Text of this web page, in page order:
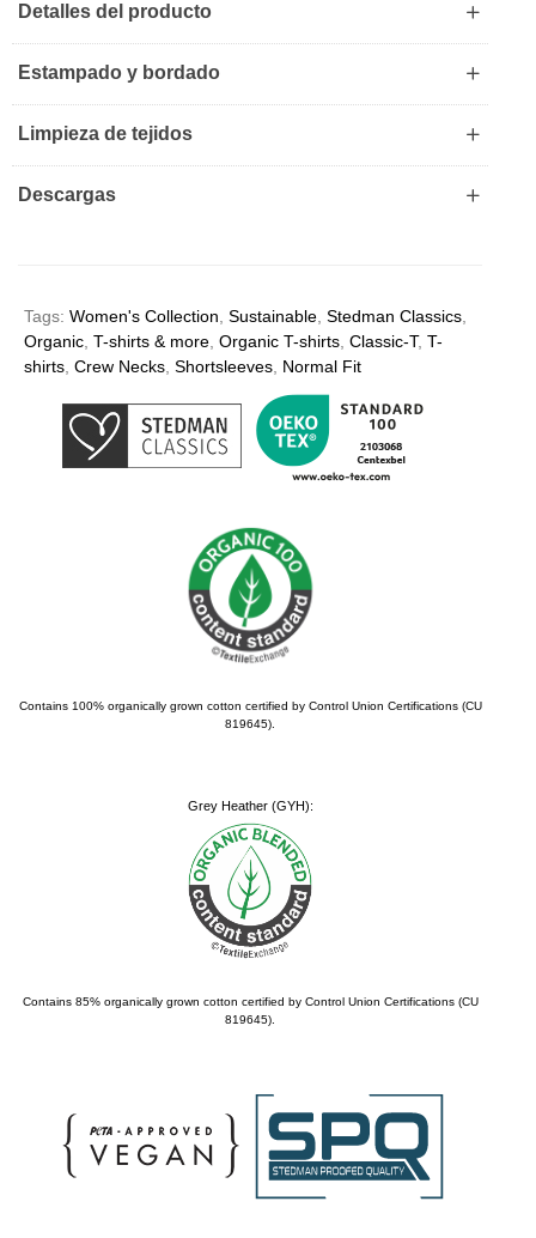
Detalles del producto
Estampado y bordado
Limpieza de tejidos
Descargas
Tags: Women's Collection Sustainable Stedman Classics
Organic T-shirts & more Organic T-shirts Classic-T, T-
shirts Crew Necks Shortsleeves Normal Fit
Contains 100% organically grown cotton certified by Control Union Certifications (CU
819645).
Grey Heather (GYH):
Contains 85% organically grown cotton certified by Control Union Certifications (CU
819645).